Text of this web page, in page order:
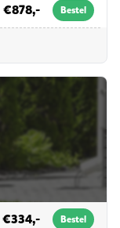
€878,- Bestel
€334,- Bestel